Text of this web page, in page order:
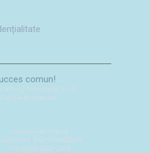
comun!
nui reflecta in mod
Europene.
Ungaria-România
Transfrontalieră
Program 2007-2013